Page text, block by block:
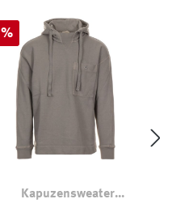
Rabatt
%
Kapuzensweater